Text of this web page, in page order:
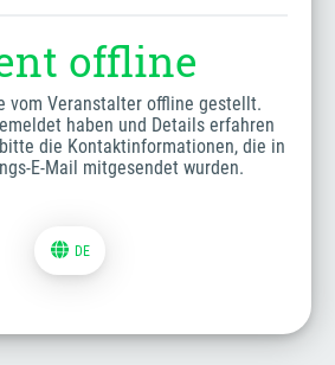
offline
vom Veranstalter offline gestellt.
haben und Details erfahren
die Kontaktinformationen, die in
E-Mail mitgesendet wurden.
DE